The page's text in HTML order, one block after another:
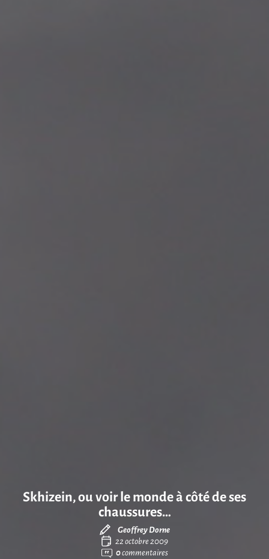
Skhizein, ou voir le monde à côté de ses
chaussures…
Geoffrey Dorne
22 octobre 2009
0commentaires